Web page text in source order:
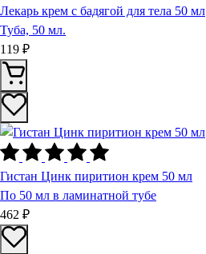
Лекарь крем с бадягой для тела 50 мл
Туба, 50 мл.
119 ₽
Гистан Цинк пиритион крем 50 мл
По 50 мл в ламинатной тубе
462 ₽